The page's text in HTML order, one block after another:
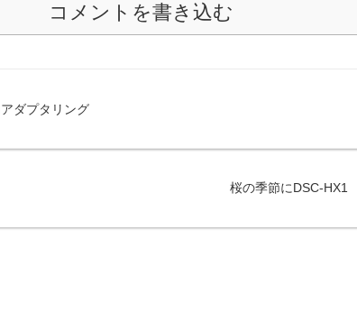
コメントを書き込む
ダプタリング
桜の季節にDSC-HX1